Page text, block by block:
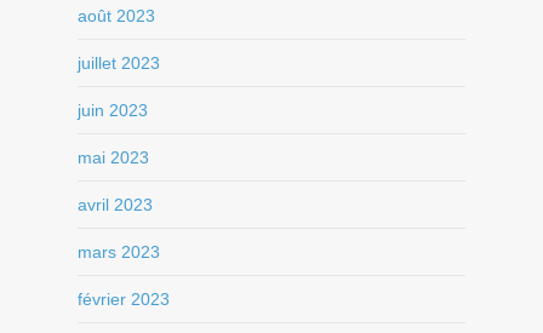
août 2023
juillet 2023
juin 2023
mai 2023
avril 2023
mars 2023
février 2023